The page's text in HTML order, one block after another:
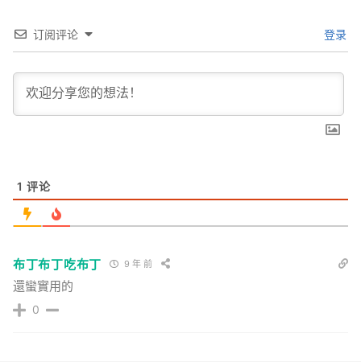
订阅评论 登录
1 评论
布丁布丁吃布丁 9 年 前
還蠻實用的
0